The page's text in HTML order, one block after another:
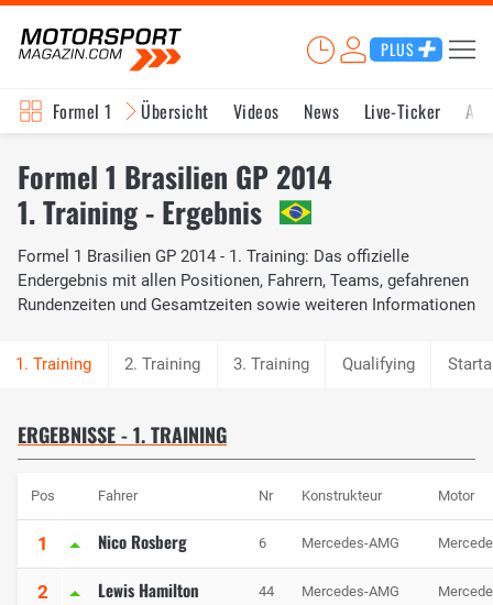
PLUS
Formel 1 Übersicht Videos News Live-Ticker
Formel 1 Brasilien GP 2014
1. Training - Ergebnis
Formel 1 Brasilien GP 2014 - 1. Training: Das offizielle
Endergebnis mit allen Positionen, Fahrern, Teams, gefahrenen
Rundenzeiten und Gesamtzeiten sowie weiteren Informationen
2. Training 3. Training Qualifying
ERGEBNISSE - 1. TRAINING
Pos Fahrer Nr Konstrukteur Motor
1 Nico Rosberg 6 Mercedes-AMG
2 Lewis Hamilton 44 Mercedes-AMG